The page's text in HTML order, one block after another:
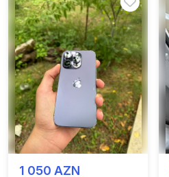
1 050 AZN